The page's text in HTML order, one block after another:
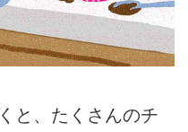
と、たくさんのチ